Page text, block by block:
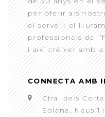
per oferir als
el servei i el
professionals de
i així créixer amb
CONNECTA AMB
Ctra. dels
Solana, Naus